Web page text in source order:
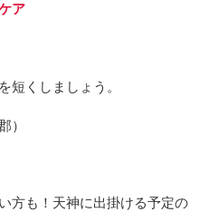
ア
短くしましょう。
）
方も！天神に出掛ける予定の